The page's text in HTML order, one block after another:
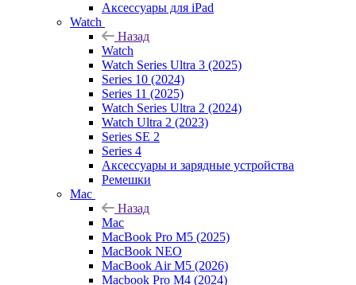
Аксессуары для iPad
Watch
Назад
Watch
Watch Series Ultra 3 (2025)
Series 10 (2024)
Series 11 (2025)
Watch Series Ultra 2 (2024)
Watch Ultra 2 (2023)
Series SE 2
Series 4
Аксессуары и зарядные устройства
Ремешки
Mac
Назад
Mac
MacBook Pro M5 (2025)
MacBook NEO
MacBook Air M5 (2026)
Macbook Pro M4 (2024)